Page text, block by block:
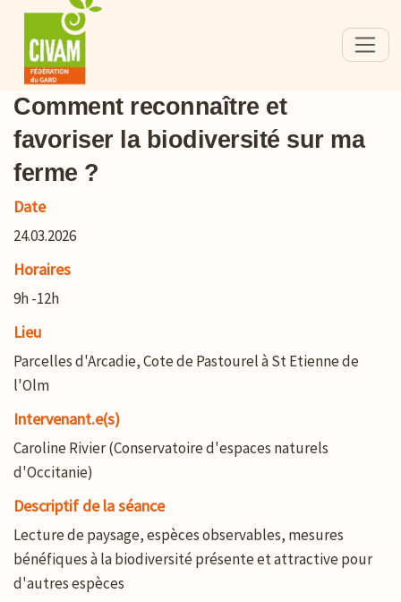
Comment reconnaître et
favoriser la biodiversité sur ma
ferme ?
Date
24.03.2026
Horaires
9h -12h
Lieu
Parcelles d'Arcadie, Cote de Pastourel à St Etienne de
l'Olm
Intervenant.e(s)
Caroline Rivier (Conservatoire d'espaces naturels
d'Occitanie)
Descriptif de la séance
Lecture de paysage, espèces observables, mesures
bénéfiques à la biodiversité présente et attractive pour
d'autres espèces